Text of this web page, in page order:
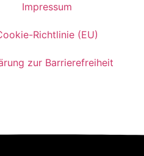
Impressum
Richtlinie (EU)
zur Barrierefreiheit